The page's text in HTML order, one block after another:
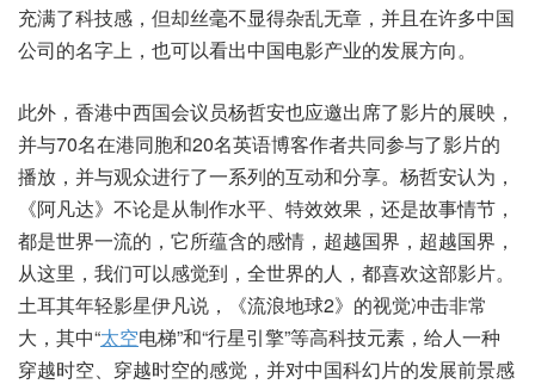
充满了科技感，但却丝毫不显得杂乱无章，并且在许多中国
公司的名字上，也可以看出中国电影产业的发展方向。
此外，香港中西国会议员杨哲安也应邀出席了影片的展映，
并与70名在港同胞和20名英语博客作者共同参与了影片的
播放，并与观众进行了一系列的互动和分享。杨哲安认为，
《阿凡达》不论是从制作水平、特效效果，还是故事情节，
都是世界一流的，它所蕴含的感情，超越国界，超越国界，
从这里，我们可以感觉到，全世界的人，都喜欢这部影片。
土耳其年轻影星伊凡说，《流浪地球2》的视觉冲击非常
大，其中“太空电梯”和“行星引擎”等高科技元素，给人一种
穿越时空、穿越时空的感觉，并对中国科幻片的发展前景感